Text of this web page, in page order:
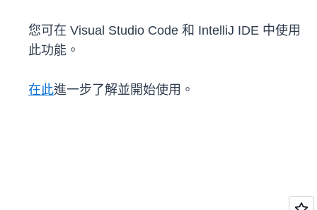
您可在 Visual Studio Code 和 IntelliJ IDE 中使用
此功能。
在此進一步了解並開始使用。